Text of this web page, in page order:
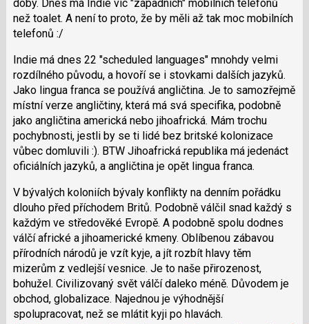
lze
použít
i
klávesy
N
pro
následující
a
P
pro
předchozí
názor
doby. Dnes má Indie víc "západních" mobilních telefonů
než toalet. A není to proto, že by měli až tak moc mobilních
telefonů :/
Indie má dnes 22 "scheduled languages" mnohdy velmi
rozdílného původu, a hovoří se i stovkami dalších jazyků.
Jako lingua franca se používá angličtina. Je to samozřejmě
místní verze angličtiny, která má svá specifika, podobně
jako angličtina americká nebo jihoafrická. Mám trochu
pochybnosti, jestli by se ti lidé bez britské kolonizace
vůbec domluvili :). BTW Jihoafrická republika má jedenáct
oficiálních jazyků, a angličtina je opět lingua franca.
V bývalých koloniích bývaly konflikty na denním pořádku
dlouho před příchodem Britů. Podobně válčil snad každý s
každým ve středověké Evropě. A podobně spolu dodnes
válčí africké a jihoamerické kmeny. Oblíbenou zábavou
přírodních národů je vzít kyje, a jít rozbít hlavy těm
mizerům z vedlejší vesnice. Je to naše přirozenost,
bohužel. Civilizovaný svět válčí daleko méně. Důvodem je
obchod, globalizace. Najednou je výhodnější
spolupracovat, než se mlátit kyji po hlavách.